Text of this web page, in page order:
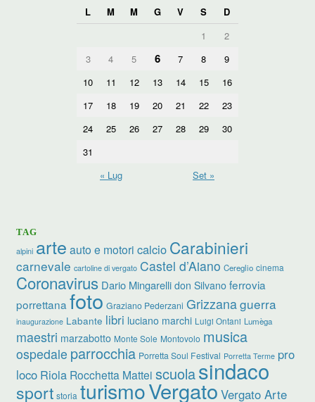
L
M M G V S
D
1
2
3
4 5 6 7 8
9
10
11 12 13 14 15
16
17
18 19 20 21 22
23
24
25 26 27 28 29
30
31
« Lug
Set »
TAG
alpini arte auto e motori calcio Carabinieri
carnevale cartoline di vergato Castel d’Aiano Cereglio cinema
Coronavirus Dario Mingarelli don Silvano ferrovia
porrettana foto Graziano Pederzani Grizzanaguerra
inaugurazione Labante libri luciano marchi Luigi Ontani Lumèga
maestri marzabotto Monte Sole Montovolo musica
ospedale parrocchia Porretta Soul Festival Porretta Terme pro
loco Riola Rocchetta Mattei scuolasindaco
sport storia turismoVergato Vergato Arte